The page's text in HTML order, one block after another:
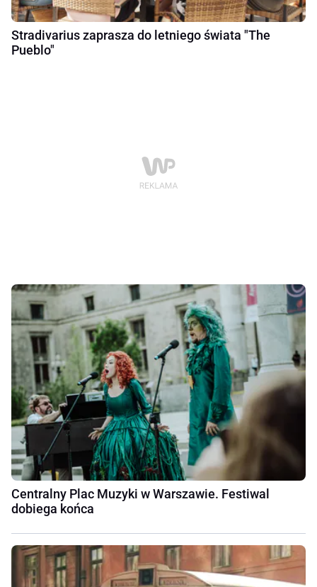
Stradivarius zaprasza do letniego świata "The
Pueblo"
Centralny Plac Muzyki w Warszawie. Festiwal
dobiega końca